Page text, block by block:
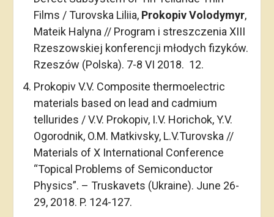
Films / Turovska Liliia, Prokopiv Volodymyr,
Mateik Halyna // Program i streszczenia XIII
Rzeszowskiej konferencji młodych fizyków.
Rzeszów (Polska). 7-8 VI 2018. 12.
Prokopiv V.V. Composite thermoelectric
materials based on lead and cadmium
tellurides / V.V. Prokopiv, I.V. Horichok, Y.V.
Ogorodnik, O.M. Matkivsky, L.V.Turovska //
Materials of X International Conference
“Topical Problems of Semiconductor
Physics”. – Truskavets (Ukraine). June 26-
29, 2018. P. 124-127.